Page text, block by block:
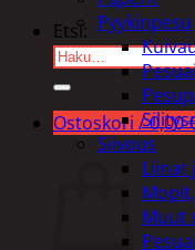
Etsi:
Ostoskori /0,00
Ostoskori
Pyykinpesu
Siivous
Liinat
Muut